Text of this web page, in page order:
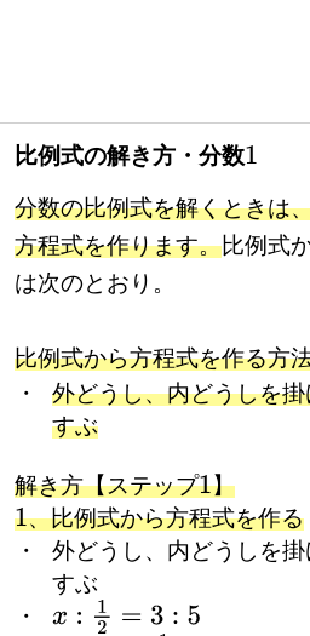
比例式の解き方・分数1
分数の比例式を解くときは
方程式を作ります。比例式
は次のとおり。
比例式から方程式を作る方
・ 外どうし、内どうしを
すぶ
解き方【ステップ1】
、比例式から方程式を作る
・ 外どうし、内どうしを
すぶ
・
x: 2= 3 5